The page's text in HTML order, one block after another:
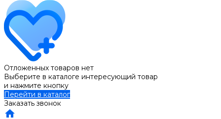
Отложенных товаров нет
Выберите в каталоге интересующий товар
и нажмите кнопку
Перейти в каталог
Заказать звонок